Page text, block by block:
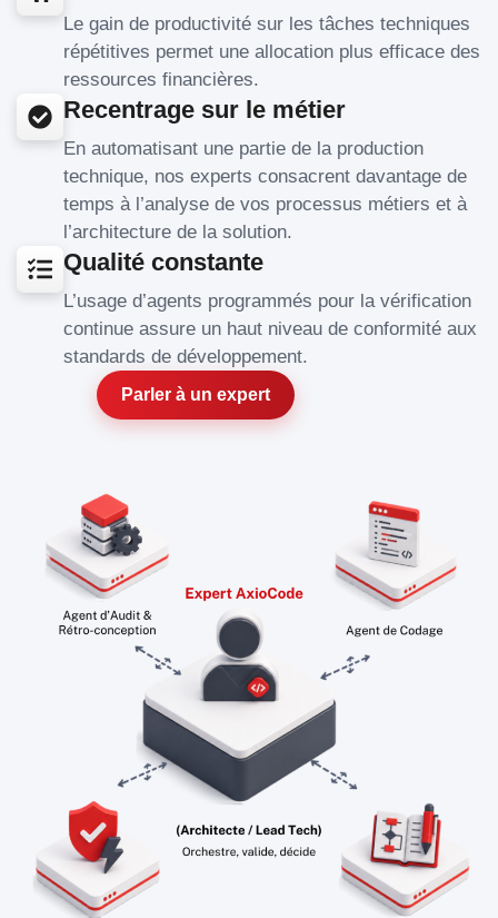
Le gain de productivité sur les tâches techniques
répétitives permet une allocation plus efficace des
ressources financières.
Recentrage sur le métier
En automatisant une partie de la production
technique, nos experts consacrent davantage de
temps à l’analyse de vos processus métiers et à
l’architecture de la solution.
Qualité constante
L’usage d’agents programmés pour la vérification
continue assure un haut niveau de conformité aux
standards de développement.
Parler à un expert